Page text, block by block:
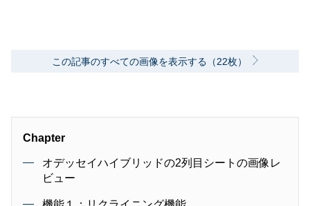
この記事のすべての画像を表示する（22枚）
Chapter
オデッセイハイブリッドの2列目シートの画像レ
ビュー